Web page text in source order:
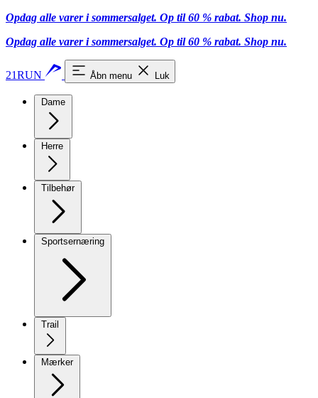
Opdag alle varer i sommersalget. Op til 60 % rabat. Shop nu.
Opdag alle varer i sommersalget. Op til 60 % rabat. Shop nu.
21RUN Åbn menu Luk
Dame
Herre
Tilbehør
Sportsernæring
Trail
Mærker